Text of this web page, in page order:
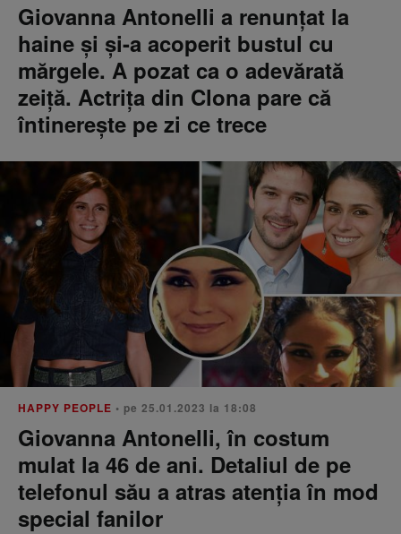
Giovanna Antonelli a renunțat la
haine și și-a acoperit bustul cu
mărgele. A pozat ca o adevărată
zeiță. Actrița din Clona pare că
întinerește pe zi ce trece
HAPPY PEOPLE • pe 25.01.2023 la 18:08
Giovanna Antonelli, în costum
mulat la 46 de ani. Detaliul de pe
telefonul său a atras atenția în mod
special fanilor